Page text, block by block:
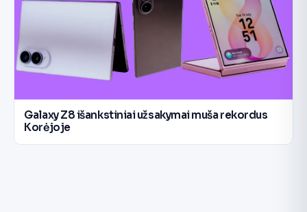
Galaxy Z8 išankstiniai užsakymai muša rekordus
Korėjoje